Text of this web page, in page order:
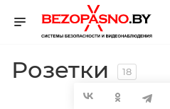
Розетки 18